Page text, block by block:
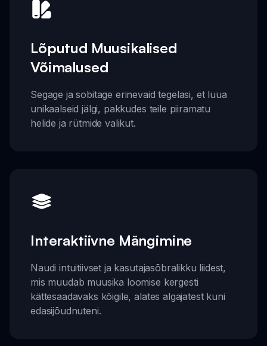
Lõputud Muusikalised
Võimalused
Segage ja sobitage erinevaid tegelasi, et luua
unikaalseid jälgi, pakkudes teile piiramatu
helide ja rütmide valikut.
Interaktiivne Mängimine
Naudi intuitiivset ja kasutajasõbralikku liidest,
mis muudab muusika loomise kergesti
kättesaadavaks kõigile, alates algajatest kuni
edasijõudnuteni.